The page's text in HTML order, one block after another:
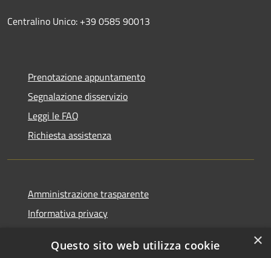
Centralino Unico: +39 0585 90013
Prenotazione appuntamento
Segnalazione disservizio
Leggi le FAQ
Richiesta assistenza
Amministrazione trasparente
Informativa privacy
Dichiarazione di accessibilità
×
Questo sito web utilizza cookie